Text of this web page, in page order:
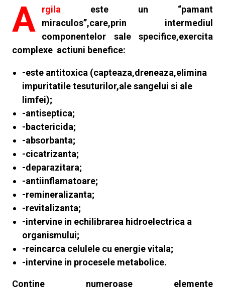
A rgila este un “pamant
miraculos”,care,prin intermediul
componentelor sale specifice,exercita
complexe actiuni benefice:
-este antitoxica (capteaza,dreneaza,elimina
impuritatile tesuturilor,ale sangelui si ale
limfei);
-antiseptica;
-bactericida;
-absorbanta;
-cicatrizanta;
-deparazitara;
-antiinflamatoare;
-remineralizanta;
-revitalizanta;
-intervine in echilibrarea hidroelectrica a
organismului;
-reincarca celulele cu energie vitala;
-intervine in procesele metabolice.
Contine numeroase elemente